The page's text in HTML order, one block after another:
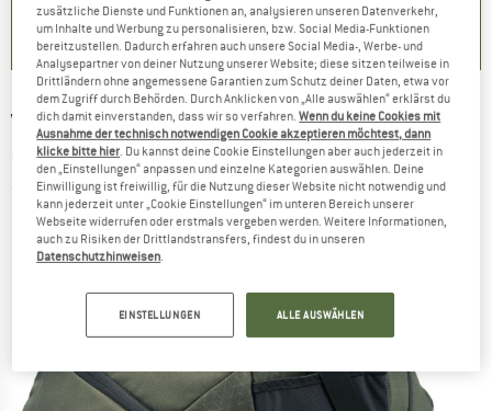
VAUDE -eSilkroad Plus (Uniklip) -
Gepäckträgertasche
(0)
zusätzliche Dienste und Funktionen an, analysieren unseren Datenverkehr,
um Inhalte und Werbung zu personalisieren, bzw. Social Media-Funktionen
bereitzustellen. Dadurch erfahren auch unsere Social Media-, Werbe- und
Analysepartner von deiner Nutzung unserer Website; diese sitzen teilweise in
Drittländern ohne angemessene Garantien zum Schutz deiner Daten, etwa vor
dem Zugriff durch Behörden. Durch Anklicken von „Alle auswählen“ erklärst du
dich damit einverstanden, dass wir so verfahren.Wenn du keine Cookies mit
Ausnahme der technisch notwendigen Cookie akzeptieren möchtest, dann
klicke bitte hier . Du kannst deine Cookie Einstellungen aber auch jederzeit in
den „Einstellungen“ anpassen und einzelne Kategorien auswählen. Deine
Einwilligung ist freiwillig, für die Nutzung dieser Website nicht notwendig und
kann jederzeit unter „Cookie Einstellungen“ im unteren Bereich unserer
Webseite widerrufen oder erstmals vergeben werden. Weitere Informationen,
auch zu Risiken der Drittlandstransfers, findest du in unseren
Datenschutzhinweisen
EINSTELLUNGEN ALLE AUSWÄHLEN